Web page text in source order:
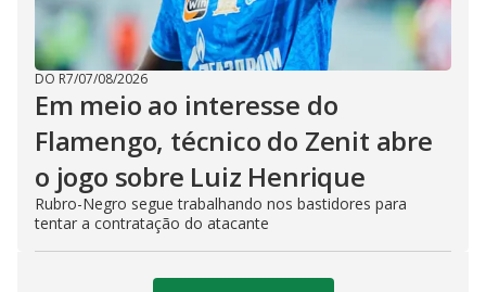
DO R7/07/08/2026
Em meio ao interesse do
Flamengo, técnico do Zenit abre
o jogo sobre Luiz Henrique
Rubro-Negro segue trabalhando nos bastidores para
tentar a contratação do atacante